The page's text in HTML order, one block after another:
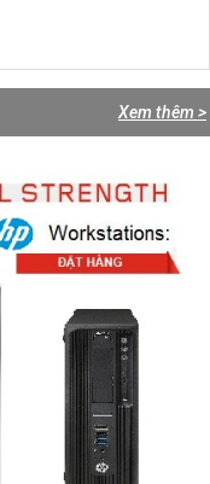
Xem thêm >